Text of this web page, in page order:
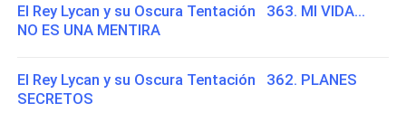
El Rey Lycan y su Oscura Tentación 363. MI VIDA...
NO ES UNA MENTIRA
El Rey Lycan y su Oscura Tentación 362. PLANES
SECRETOS